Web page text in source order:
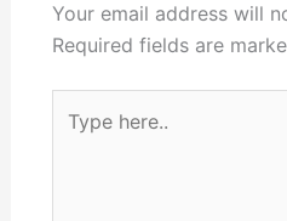
Your email address will
Required fields are
here..